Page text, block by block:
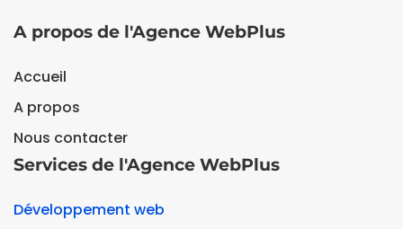
A propos de l'Agence WebPlus
Accueil
A propos
Nous contacter
Services de l'Agence WebPlus
Développement web